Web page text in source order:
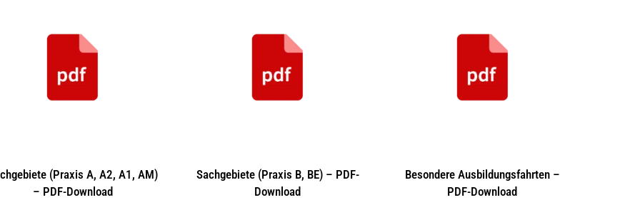
(Praxis A, A2, A1, AM)
– PDF-Download
Sachgebiete (Praxis B, BE) – PDF-
Download
Besondere Ausbildungsfahrten –
PDF-Download